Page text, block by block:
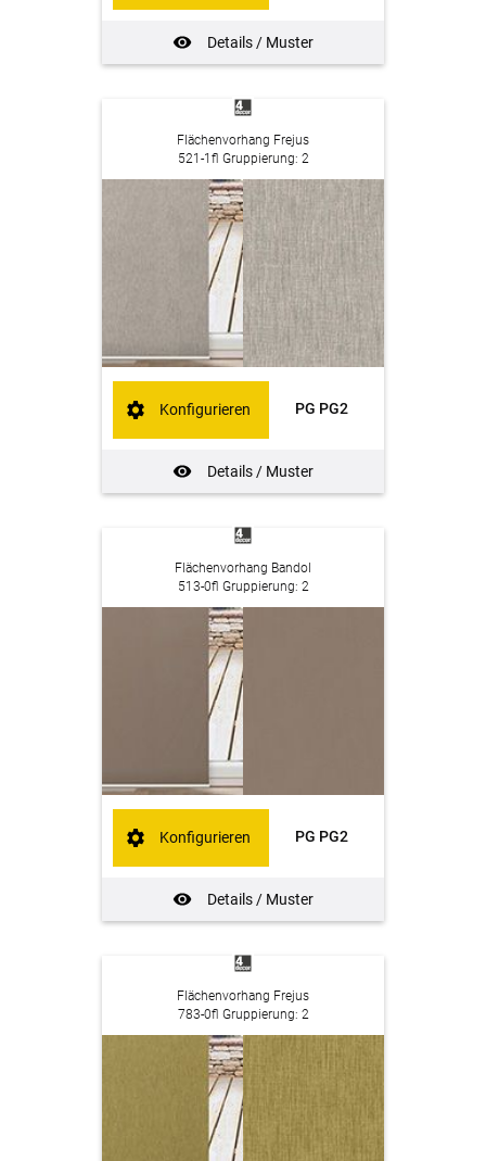
Details / Muster
Flächenvorhang Frejus
521-1fl Gruppierung: 2
PG PG2
Details / Muster
Konfigurieren
Flächenvorhang Bandol
513-0fl Gruppierung: 2
PG PG2
Details / Muster
Konfigurieren
Flächenvorhang Frejus
783-0fl Gruppierung: 2